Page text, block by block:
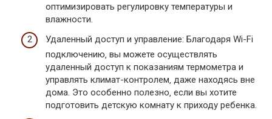
оптимизировать регулировку температуры и
влажности.
Удаленный доступ и управление: Благодаря Wi-Fi
подключению‚ вы можете осуществлять
удаленный доступ к показаниям термометра и
управлять климат-контролем‚ даже находясь вне
дома. Это особенно полезно‚ если вы хотите
подготовить детскую комнату к приходу ребенка.